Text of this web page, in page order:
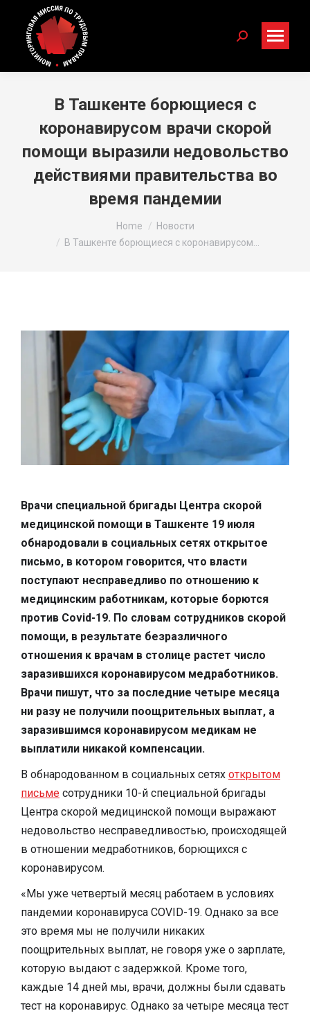
Search:
В Ташкенте борющиеся с
коронавирусом врачи скорой
помощи выразили недовольство
действиями правительства во
время пандемии
Home
Новости
В Ташкенте борющиеся с коронавирусом…
Врачи специальной бригады Центра скорой
медицинской помощи в Ташкенте 19 июля
обнародовали в социальных сетях открытое
письмо, в котором говорится, что власти
поступают несправедливо по отношению к
медицинским работникам, которые борются
против Covid-19. По словам сотрудников скорой
помощи, в результате безразличного
отношения к врачам в столице растет число
заразившихся коронавирусом медработников.
Врачи пишут, что за последние четыре месяца
ни разу не получили поощрительных выплат, а
заразившимся коронавирусом медикам не
выплатили никакой компенсации.
В обнародованном в социальных сетях открытом
письме сотрудники 10-й специальной бригады
Центра скорой медицинской помощи выражают
недовольство несправедливостью, происходящей
в отношении медработников, борющихся с
коронавирусом.
«Мы уже четвертый месяц работаем в условиях
пандемии коронавируса COVID-19. Однако за все
это время мы не получили никаких
поощрительных выплат, не говоря уже о зарплате,
которую выдают с задержкой. Кроме того,
каждые 14 дней мы, врачи, должны были сдавать
тест на коронавирус. Однако за четыре месяца тест